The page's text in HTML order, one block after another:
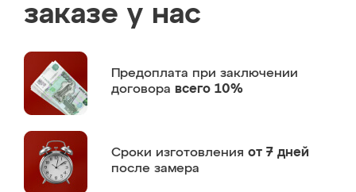
заказе у нас
Предоплата при заключении
договора всего 10%
Сроки изготовления от 7 дней
после замера